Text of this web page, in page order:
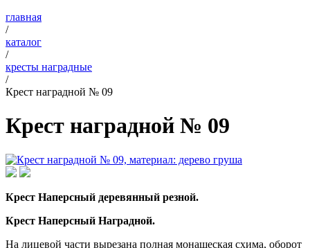
главная
/
каталог
/
кресты наградные
/
Крест наградной № 09
Крест наградной № 09
Крест Наперсный деревянный резной.
Крест Наперсный Наградной.
На лицевой части вырезана полная монашеская схима, оборот